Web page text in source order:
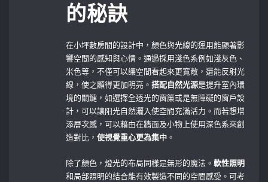
的秘訣
在小坪數房間的設計中，顏色與光線的運用能顯著影
響空間的感知與心情。通過採用淺色系例如淺灰色、
米色等，不僅可以讓空間看起來更寬敞，還能反射光
線，使之顯得更加明亮。搭配自然光源是提升室內環
境的關鍵，如選擇全透光的窗簾或是無障礙的窗戶設
計，可以讓阳光自然灑入使空間充滿活力。而若想增
添層次感，可以藉由在牆面及小物上使用深色系來創
造對比，使視覺重心更為集中 。
除了顏色，燈光的布局同樣是無形的魔法。軟性照明
和局部照明的結合能有效製造不同的空間感受。可考